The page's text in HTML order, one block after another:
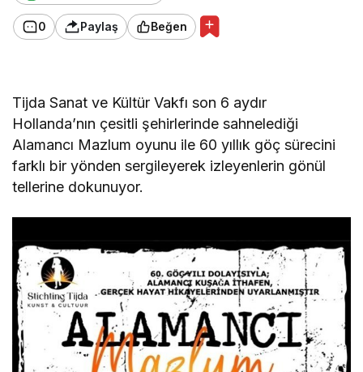
0 Paylaş Beğen
Tijda Sanat ve Kültür Vakfı son 6 aydır
Hollanda’nın çesitli şehirlerinde sahnelediği
Alamancı Mazlum oyunu ile 60 yıllık göç sürecini
farklı bir yönden sergileyerek izleyenlerin gönül
tellerine dokunuyor.